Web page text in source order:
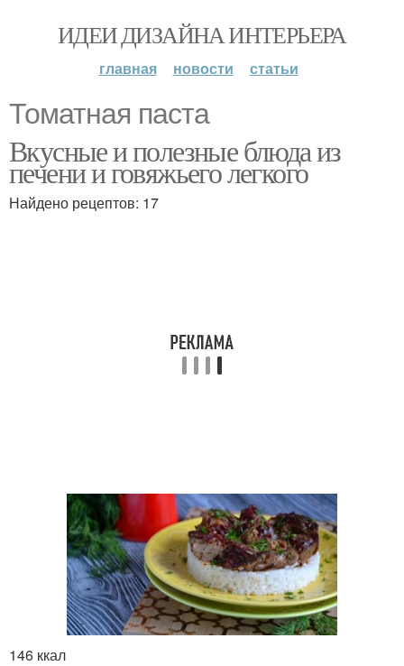
ИДЕИ ДИЗАЙНА ИНТЕРЬЕРА
главная новости статьи
Томатная паста
Вкусные и полезные блюда из
печени и говяжьего легкого
Найдено рецептов: 17
146 ккал